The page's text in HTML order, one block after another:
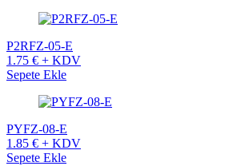
P2RFZ-05-E
1.75 € + KDV
Sepete Ekle
PYFZ-08-E
1.85 € + KDV
Sepete Ekle